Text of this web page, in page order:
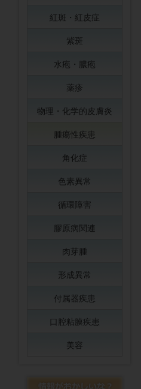
紅斑・紅皮症
紫斑
水疱・膿疱
薬疹
物理・化学的皮膚炎
腫瘍性疾患
角化症
色素異常
循環障害
膠原病関連
肉芽腫
形成異常
付属器疾患
口腔粘膜疾患
美容